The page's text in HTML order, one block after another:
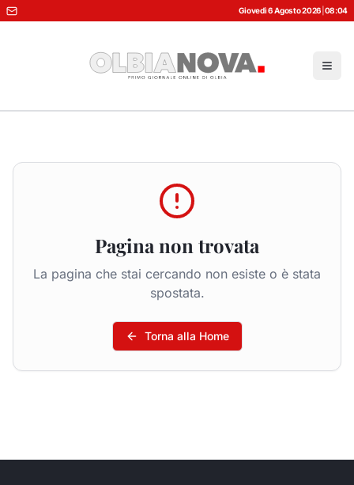
Giovedì 6 Agosto 2026 08:04
Pagina non trovata
La pagina che stai cercando non esiste o è stata
spostata.
Torna alla Home